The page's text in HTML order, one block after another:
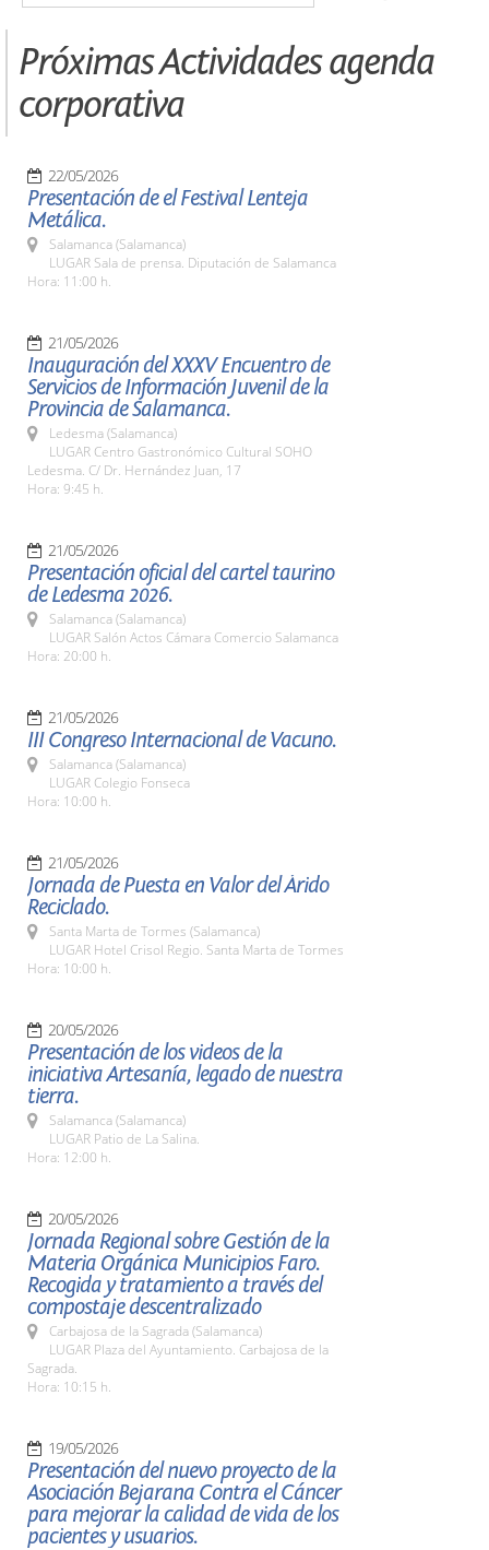
Próximas Actividades agenda
corporativa
22/05/2026
Presentación de el Festival Lenteja
Metálica.
Salamanca (Salamanca)
LUGAR Sala de prensa. Diputación de Salamanca
Hora: 11:00 h.
21/05/2026
Inauguración del XXXV Encuentro de
Servicios de Información Juvenil de la
Provincia de Salamanca.
Ledesma (Salamanca)
LUGAR Centro Gastronómico Cultural SOHO
Ledesma. C/ Dr. Hernández Juan, 17
Hora: 9:45 h.
21/05/2026
Presentación oficial del cartel taurino
de Ledesma 2026.
Salamanca (Salamanca)
LUGAR Salón Actos Cámara Comercio Salamanca
Hora: 20:00 h.
21/05/2026
III Congreso Internacional de Vacuno.
Salamanca (Salamanca)
LUGAR Colegio Fonseca
Hora: 10:00 h.
21/05/2026
Jornada de Puesta en Valor del Árido
Reciclado.
Santa Marta de Tormes (Salamanca)
LUGAR Hotel Crisol Regio. Santa Marta de Tormes
Hora: 10:00 h.
20/05/2026
Presentación de los videos de la
iniciativa Artesanía, legado de nuestra
tierra.
Salamanca (Salamanca)
LUGAR Patio de La Salina.
Hora: 12:00 h.
20/05/2026
Jornada Regional sobre Gestión de la
Materia Orgánica Municipios Faro.
Recogida y tratamiento a través del
compostaje descentralizado
Carbajosa de la Sagrada (Salamanca)
LUGAR Plaza del Ayuntamiento. Carbajosa de la
Sagrada.
Hora: 10:15 h.
19/05/2026
Presentación del nuevo proyecto de la
Asociación Bejarana Contra el Cáncer
para mejorar la calidad de vida de los
pacientes y usuarios.